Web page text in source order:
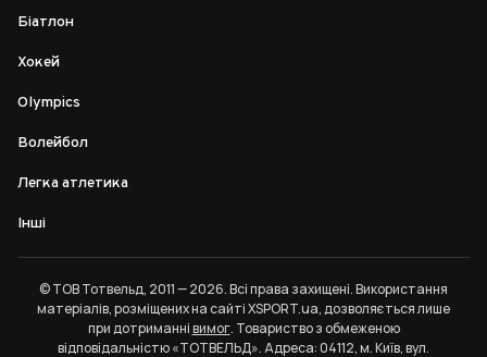
Біатлон
Хокей
Olympics
Волейбол
Легка атлетика
Інші
© ТОВ Тотвельд, 2011 — 2026. Всі права захищені. Використання
матеріалів, розміщених на сайті XSPORT.ua, дозволяється лише
при дотриманнівимог. Товариство з обмеженою
відповідальністю «ТОТВЕЛЬД». Адреса: 04112, м. Київ, вул.